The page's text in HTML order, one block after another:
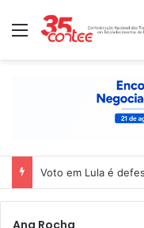
Menu
Voto em Lula é
Ana Rocha